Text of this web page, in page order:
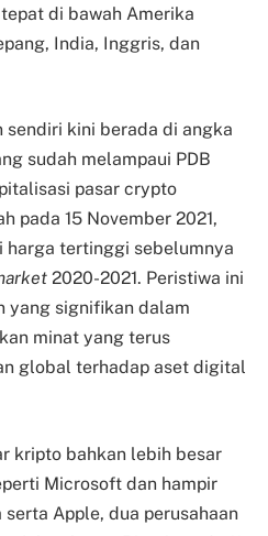
di bawah Amerika
India, Inggris, dan
kini berada di angka
sudah melampaui PDB
pasar crypto
pada 15 November 2021,
harga tertinggi sebelumnya
2020-2021. Peristiwa ini
yang signifikan dalam
minat yang terus
global terhadap aset digital
kripto bahkan lebih besar
Microsoft dan hampir
Apple, dua perusahaan